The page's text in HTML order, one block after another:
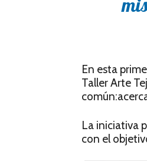
En esta
Taller Arte
La iniciativa
con el